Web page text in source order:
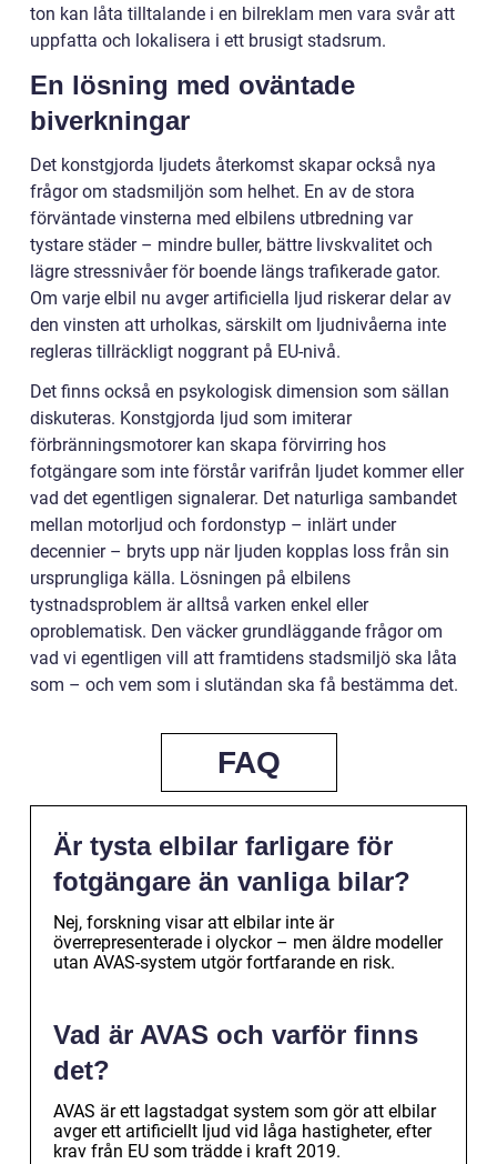
ton kan låta tilltalande i en bilreklam men vara svår att
uppfatta och lokalisera i ett brusigt stadsrum.
En lösning med oväntade
biverkningar
Det konstgjorda ljudets återkomst skapar också nya
frågor om stadsmiljön som helhet. En av de stora
förväntade vinsterna med elbilens utbredning var
tystare städer – mindre buller, bättre livskvalitet och
lägre stressnivåer för boende längs trafikerade gator.
Om varje elbil nu avger artificiella ljud riskerar delar av
den vinsten att urholkas, särskilt om ljudnivåerna inte
regleras tillräckligt noggrant på EU-nivå.
Det finns också en psykologisk dimension som sällan
diskuteras. Konstgjorda ljud som imiterar
förbränningsmotorer kan skapa förvirring hos
fotgängare som inte förstår varifrån ljudet kommer eller
vad det egentligen signalerar. Det naturliga sambandet
mellan motorljud och fordonstyp – inlärt under
decennier – bryts upp när ljuden kopplas loss från sin
ursprungliga källa. Lösningen på elbilens
tystnadsproblem är alltså varken enkel eller
oproblematisk. Den väcker grundläggande frågor om
vad vi egentligen vill att framtidens stadsmiljö ska låta
som – och vem som i slutändan ska få bestämma det.
FAQ
Är tysta elbilar farligare för
fotgängare än vanliga bilar?
Nej, forskning visar att elbilar inte är
överrepresenterade i olyckor – men äldre modeller
utan AVAS-system utgör fortfarande en risk.
Vad är AVAS och varför finns
det?
AVAS är ett lagstadgat system som gör att elbilar
avger ett artificiellt ljud vid låga hastigheter, efter
krav från EU som trädde i kraft 2019.